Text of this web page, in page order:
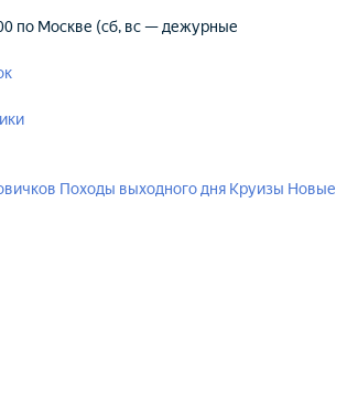
по Москве (сб, вс — дежурные
Походы выходного дня Круизы Новые